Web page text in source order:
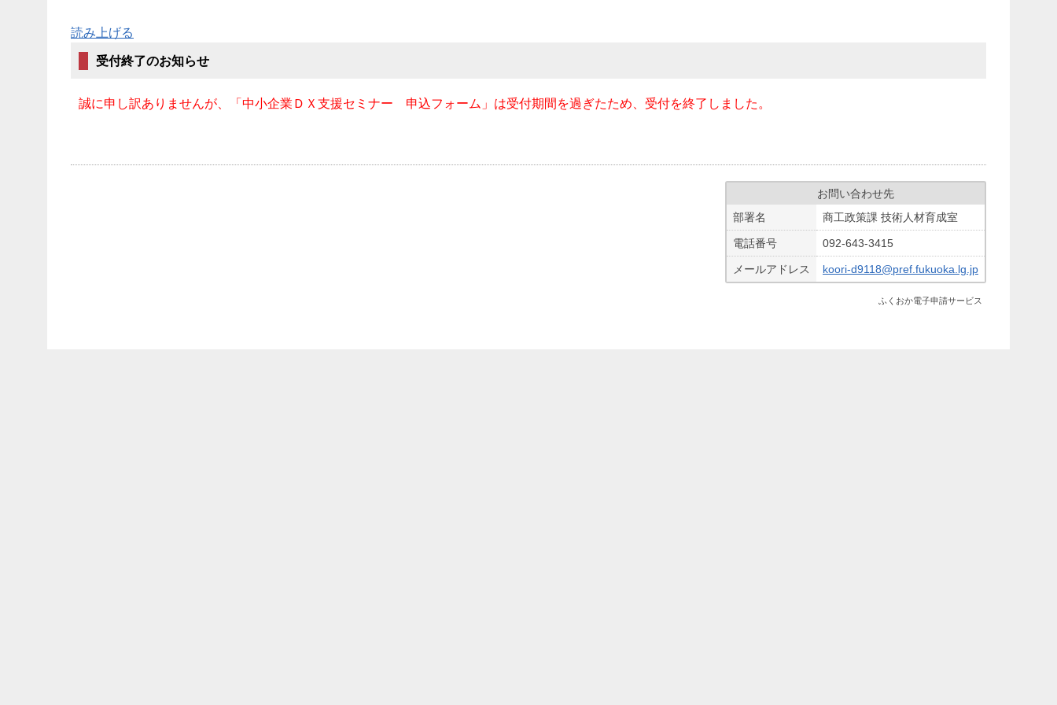
読み上げる
受付終了のお知らせ
誠に申し訳ありませんが、「中小企業ＤＸ支援セミナー 申込フォーム」は受付期間を過ぎたため、受付を終了しました。
お問い合わせ先
部署名
商工政策課 技術人材育成室
電話番号 092-643-3415
メールアドレス koori-d9118@pref.fukuoka.lg.jp
ふくおか電子申請サービス